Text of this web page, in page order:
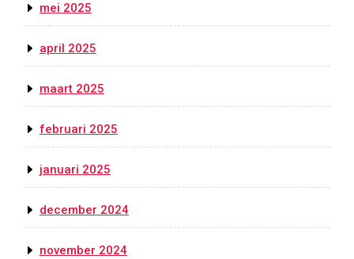
mei 2025
april 2025
maart 2025
februari 2025
januari 2025
december 2024
november 2024